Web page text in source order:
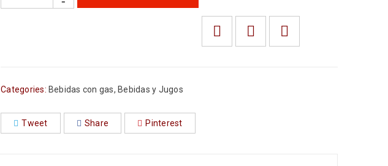
Categories: Bebidas con gas, Bebidas y Jugos
Tweet Share Pinterest